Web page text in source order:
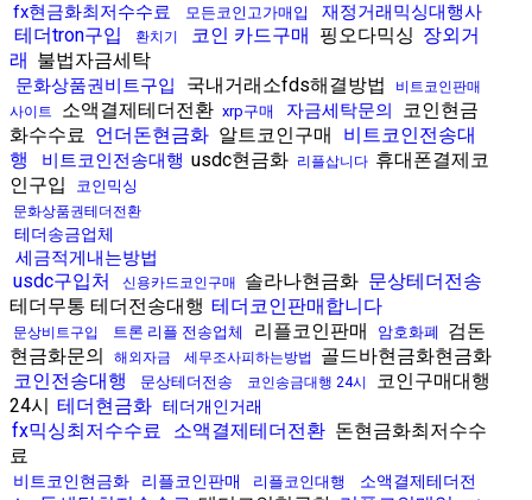
fx현금화최저수수료 모든코인고가매입 재정거래믹싱대행사
테더tron구입 환치기 코인 카드구매 핑오다믹싱 장외거
래 불법자금세탁
문화상품권비트구입 국내거래소fds해결방법
비트코인판매
사이트
소액결제테더전환 xrp구매 자금세탁문의
코인현금
화수수료 언더돈현금화 알트코인구매
비트코인전송대
행
비트코인전송대행 usdc현금화 리플삽니다 휴대폰결제코
인구입
코인믹싱
문화상품권테더전환
테더송금업체
세금적게내는방법
usdc구입처 신용카드코인구매 솔라나현금화 문상테더전송
테더무통 테더전송대행 테더코인판매합니다
문상비트구입 트론 리플 전송업체 리플코인판매 암호화폐
검돈
현금화문의
해외자금 세무조사피하는방법
골드바현금화현금화
코인전송대행
문상테더전송 코인송금대행 24시
코인구매대행
24시
테더현금화 테더개인거래
fx믹싱최저수수료 소액결제테더전환 돈현금화최저수수
료
비트코인현금화 리플코인판매 리플코인대행
소액결제테더전